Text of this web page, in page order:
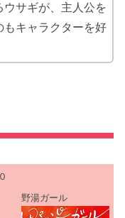
ウサギが、主人公を
キャラクターを好
野湯ガール